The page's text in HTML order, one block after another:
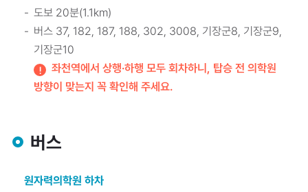
도보 20분(1.1km)
버스 37, 182, 187, 188, 302, 3008, 기장군8, 기장군9,
기장군10
좌천역에서 상행·하행 모두 회차하니, 탑승 전 의학원
방향이 맞는지 꼭 확인해 주세요.
버스
원자력의학원 하차